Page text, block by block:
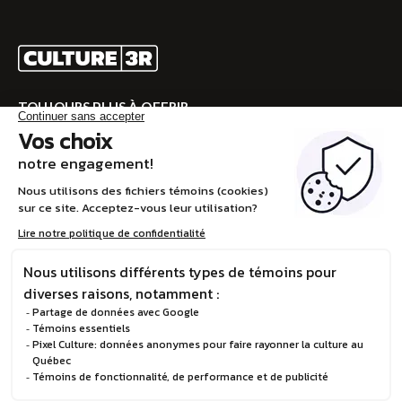
TOUJOURS PLUS À OFFRIR
Rendez-vous sur CULTURE 3R pour la programmation
complète!
VISITEZ CULTURE 3R
© Boréalis, 2026
Politique de confidentialité
Design et développement :STEREO